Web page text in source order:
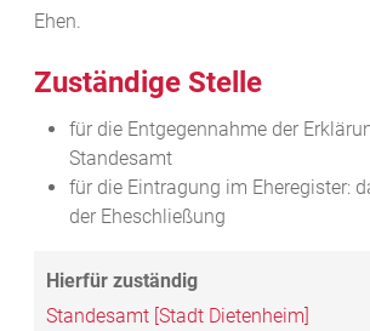
Ehen.
Zuständige Stelle
für die Entgegennahme der
Standesamt
für die Eintragung im Eheregister:
der Eheschließung
Standesamt [Stadt Dietenheim]